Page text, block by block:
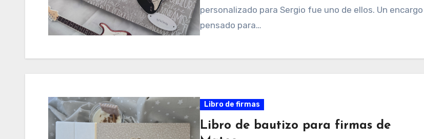
personalizado para Sergio fue uno de ellos. Un encargo
pensado para…
Libro de firmas
Libro de bautizo para firmas de